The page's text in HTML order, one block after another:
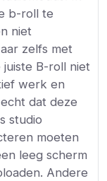
b-roll te
niet
zelfs met
B-roll niet
werk en
dat deze
studio
moeten
leeg scherm
Andere